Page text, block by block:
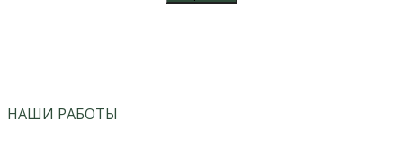
НАШИ РАБОТЫ